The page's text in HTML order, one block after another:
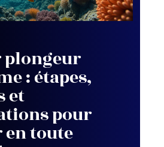
plongeur
: étapes,
et
pour
toute